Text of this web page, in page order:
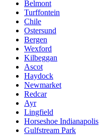
Belmont
Turffontein
Chile
Ostersund
Bergen
Wexford
Kilbeggan
Ascot
Haydock
Newmarket
Redcar
Ayr
Lingfield
Horseshoe Indianapolis
Gulfstream Park